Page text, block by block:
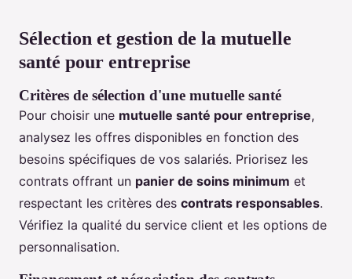
Sélection et gestion de la mutuelle
santé pour entreprise
Critères de sélection d'une mutuelle santé
Pour choisir une mutuelle santé pour entreprise,
analysez les offres disponibles en fonction des
besoins spécifiques de vos salariés. Priorisez les
contrats offrant un panier de soins minimum et
respectant les critères des contrats responsables.
Vérifiez la qualité du service client et les options de
personnalisation.